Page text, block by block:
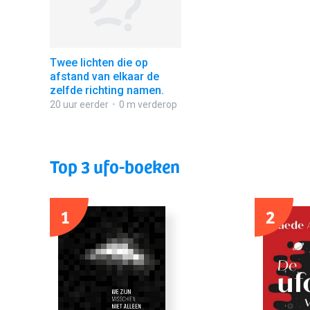
Twee lichten die op
afstand van elkaar de
zelfde richting namen.
20 uur eerder 0 m verderop
Top 3 ufo-boeken
1
2